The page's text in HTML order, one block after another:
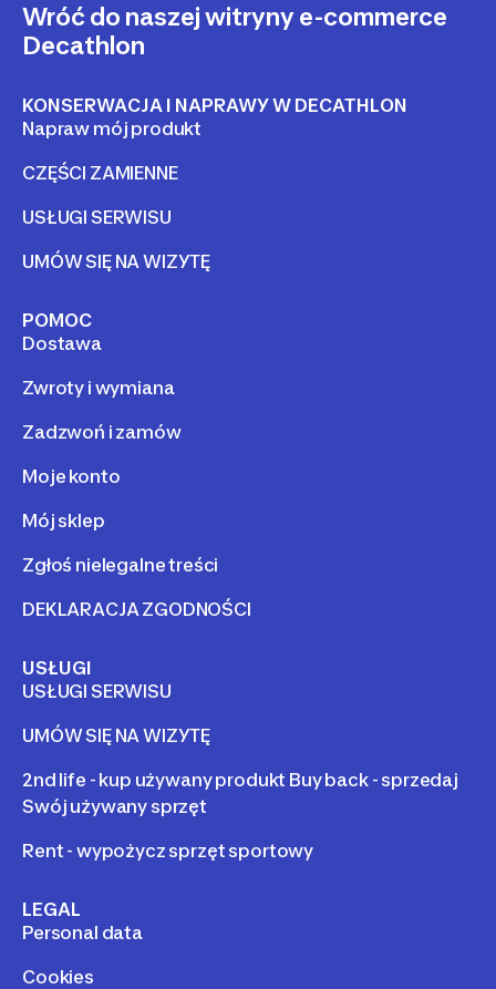
Wróć do naszej witryny e-commerce
Decathlon
KONSERWACJA I NAPRAWY W DECATHLON
Napraw mój produkt
CZĘŚCI ZAMIENNE
USŁUGI SERWISU
UMÓW SIĘ NA WIZYTĘ
POMOC
Dostawa
Zwroty i wymiana
Zadzwoń i zamów
Moje konto
Mój sklep
Zgłoś nielegalne treści
DEKLARACJA ZGODNOŚCI
USŁUGI
USŁUGI SERWISU
UMÓW SIĘ NA WIZYTĘ
2nd life - kup używany produkt Buy back - sprzedaj
Swój używany sprzęt
Rent - wypożycz sprzęt sportowy
LEGAL
Personal data
Cookies